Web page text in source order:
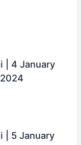
| 4 January
| 5 January